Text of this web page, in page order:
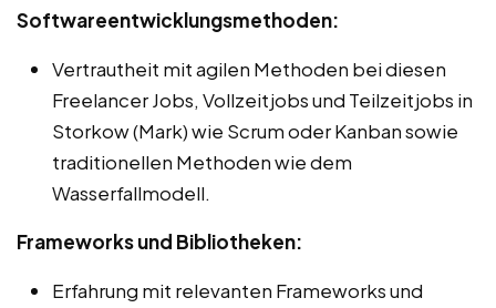
Softwareentwicklungsmethoden:
Vertrautheit mit agilen Methoden bei diesen
Freelancer Jobs, Vollzeitjobs und Teilzeitjobs in
Storkow (Mark) wie Scrum oder Kanban sowie
traditionellen Methoden wie dem
Wasserfallmodell.
Frameworks und Bibliotheken:
Erfahrung mit relevanten Frameworks und